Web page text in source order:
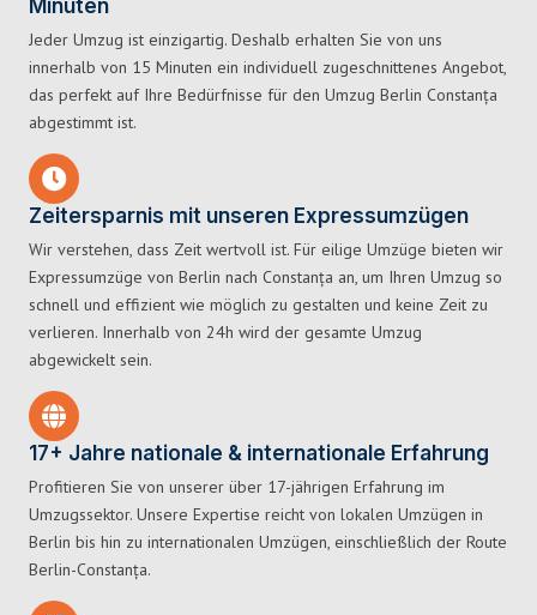
Minuten
Jeder Umzug ist einzigartig. Deshalb erhalten Sie von uns
innerhalb von 15 Minuten ein individuell zugeschnittenes Angebot,
das perfekt auf Ihre Bedürfnisse für den Umzug Berlin Constanța
abgestimmt ist.
Zeitersparnis mit unseren Expressumzügen
Wir verstehen, dass Zeit wertvoll ist. Für eilige Umzüge bieten wir
Expressumzüge von Berlin nach Constanța an, um Ihren Umzug so
schnell und effizient wie möglich zu gestalten und keine Zeit zu
verlieren. Innerhalb von 24h wird der gesamte Umzug
abgewickelt sein.
17+ Jahre nationale & internationale Erfahrung
Profitieren Sie von unserer über 17-jährigen Erfahrung im
Umzugssektor. Unsere Expertise reicht von lokalen Umzügen in
Berlin bis hin zu internationalen Umzügen, einschließlich der Route
Berlin-Constanța.